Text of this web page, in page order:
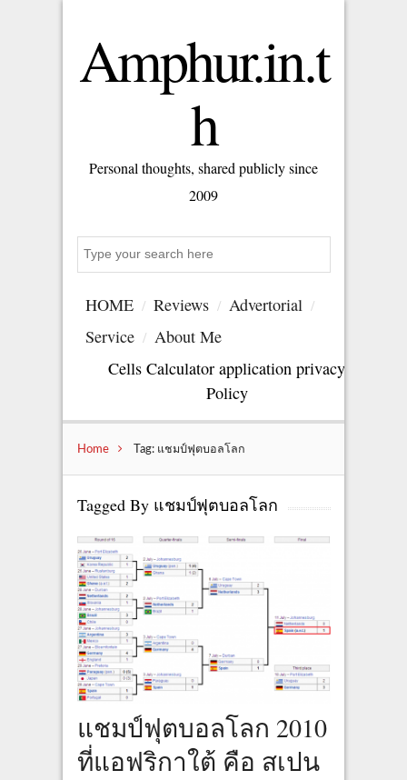
Amphur.in.t
h
Personal thoughts, shared publicly since
2009
HOME Reviews
Advertorial
Service
About Me
Cells Calculator application privacy
Policy
Home Tag: แชมป์ฟุตบอลโลก
Tagged By แชมป์ฟุตบอลโลก
แชมป์ฟุตบอลโลก 2010
ที่แอฟริกาใต้ คือ สเปน